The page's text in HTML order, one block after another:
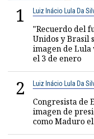
1 Luiz Inácio Lula Da
"Recuerdo del
Unidos y Brasil
imagen de Lula
el 3 de enero
2 Luiz Inácio Lula Da
Congresista de
imagen de
como Maduro